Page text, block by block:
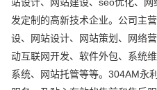
发定制的高新技术企业。公司主
设、网站设计、网站策划、网络
动互联网开发、软件外包、系统
系统、网站托管等等。304AM永